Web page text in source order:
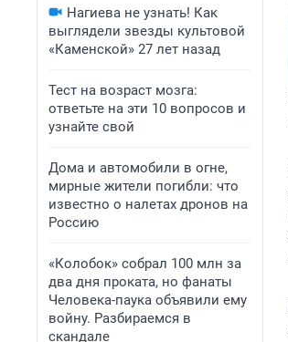
Нагиева не узнать! Как
выглядели звезды культовой
«Каменской» 27 лет назад
Тест на возраст мозга:
ответьте на эти 10 вопросов и
узнайте свой
Дома и автомобили в огне,
мирные жители погибли: что
известно о налетах дронов на
Россию
«Колобок» собрал 100 млн за
два дня проката, но фанаты
Человека-паука объявили ему
войну. Разбираемся в
скандале